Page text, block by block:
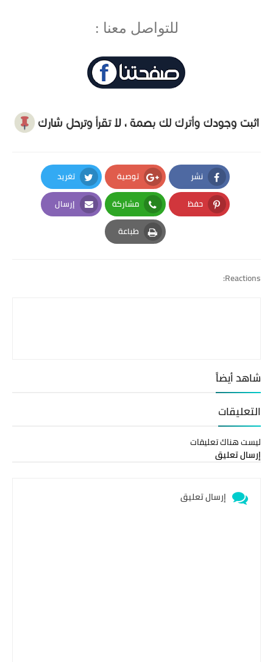
للتواصل معنا :
نشر
Facebook
توصية
Google Plus
تغريد
Twitter
حفظ
Pinterest
مشاركة
Whatsapp
إرسال
Email
طباعة
Print
Reactions:
شاهد أيضاً
التعليقات
ليست هناك تعليقات
إرسال تعليق
إرسال تعليق